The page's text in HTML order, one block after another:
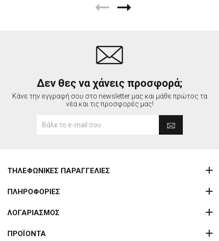
Δεν θες να χάνεις προσφορά;
Κάνε την εγγραφή σου στο newsletter μας και μάθε πρώτος τα
νέα και τις προσφορές μας!
ΤΗΛΕΦΩΝΙΚΕΣ ΠΑΡΑΓΓΕΛΙΕΣ
ΠΛΗΡΟΦΟΡΙΕΣ
ΛΟΓΑΡΙΑΣΜΟΣ
ΠΡΟΪΟΝΤΑ